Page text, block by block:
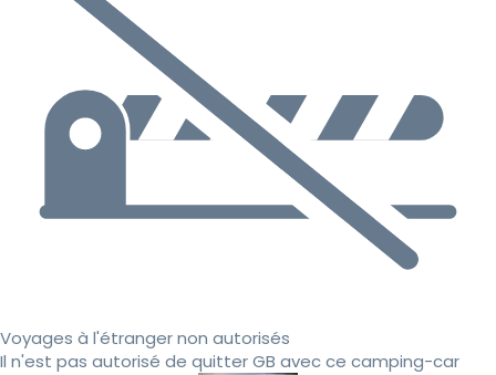
Voyages à l'étranger non autorisés
Il n'est pas autorisé de quitter GB avec ce camping-car